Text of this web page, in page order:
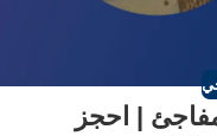
| احجز